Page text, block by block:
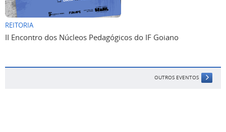
REITORIA
II Encontro dos Núcleos Pedagógicos do IF Goiano
OUTROS EVENTOS